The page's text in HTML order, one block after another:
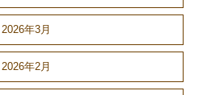
2026年3月
2026年2月